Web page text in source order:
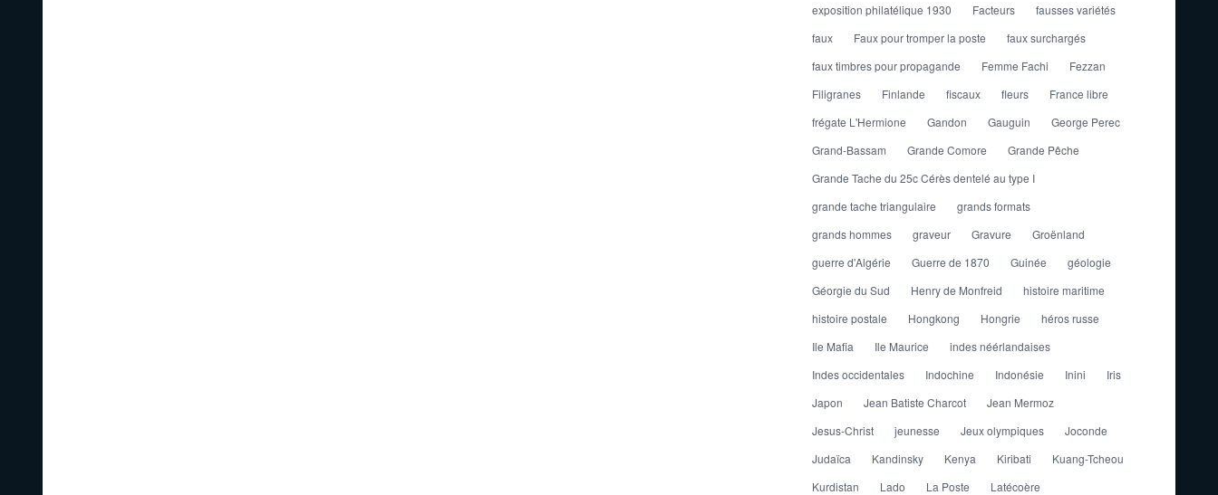
exposition philatélique 1930
Facteurs
fausses variétés
faux
Faux pour tromper la poste
faux surchargés
faux timbres pour propagande
Femme Fachi
Fezzan
Filigranes
Finlande fiscaux fleurs
France libre
frégate L'Hermione
Gandon Gauguin
George Perec
Grand-Bassam
Grande Comore
Grande Pêche
Grande Tache du 25c Cérès dentelé au type I
grande tache triangulaire
grands formats
grands hommes
graveur Gravure
Groënland
guerre d'Algérie
Guerre de 1870 Guinée
géologie
Géorgie du Sud
Henry de Monfreid
histoire maritime
histoire postale
Hongkong Hongrie
héros russe
Ile Mafia
Ile Maurice
indes néérlandaises
Indes occidentales
Indochine Indonésie Inini
Iris
Japon
Jean Batiste Charcot
Jean Mermoz
Jesus-Christ
jeunesse Jeux olympiques
Joconde
Judaïca
Kandinsky Kenya Kiribati
Kuang-Tcheou
Kurdistan
Lado La Poste
Latécoère